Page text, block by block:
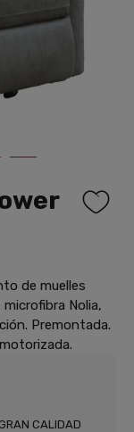
de muelles
Nolia,
Premontada.
CALIDAD